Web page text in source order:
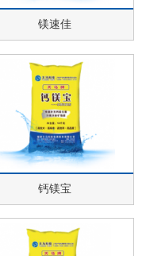
镁速佳
钙镁宝